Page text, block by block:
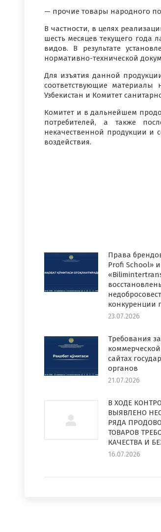
— прочие товары народного
В частности, в целях
шесть месяцев текущего года
видов. В результате
нормативно-технической
Для изъятия данной
соответствующие материалы
Узбекистан и Комитет
Комитет и в дальнейшем
потребителей, а также
некачественной продукции
воздействия.
Права
Profi School»
конкуренции
23.07.2026
Требования
сайтах
органов
21.07.2026
В ХОДЕ
ВЫЯВЛЕНО
РЯДА
ТОВАРОВ
КАЧЕСТВА И
16.07.2026